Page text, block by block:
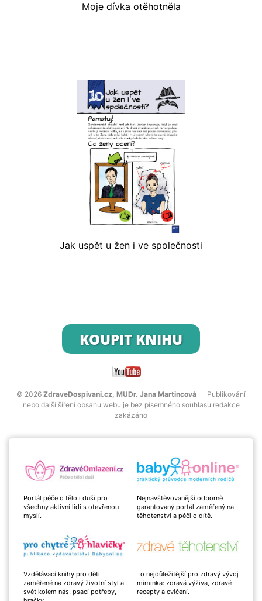
Moje dívka otěhotněla
Jak uspět u žen i ve společnosti
KOUPIT KNIHU
© 2026 ZdraveDospivani.cz, MUDr. Jana Martincová
Publikování
nebo další šíření obsahu webu je bez písemného souhlasu redakce
zakázáno
Portál péče o tělo i duši pro
všechny aktivní lidi s otevřenou
myslí.
Nejnavštěvovanější odborně
garantovaný portál zaměřený na
těhotenství a péči o dítě.
Vzdělávací knihy pro děti
zaměřené na zdravý životní styl a
svět kolem nás, psací potřeby,
To nejdůležitější pro zdravý vývoj
miminka: zdravá výživa, zdravé
recepty a cvičení.